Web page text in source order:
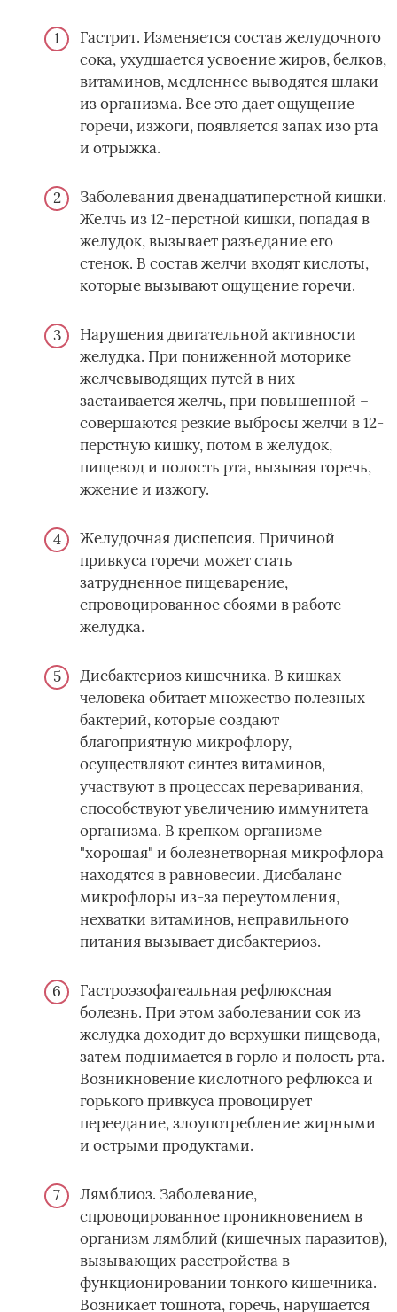
Гастрит. Изменяется состав желудочного
сока, ухудшается усвоение жиров, белков,
витаминов, медленнее выводятся шлаки
из организма. Все это дает ощущение
горечи, изжоги, появляется запах изо рта
и отрыжка.
Заболевания двенадцатиперстной кишки.
Желчь из 12-перстной кишки, попадая в
желудок, вызывает разъедание его
стенок. В состав желчи входят кислоты,
которые вызывают ощущение горечи.
Нарушения двигательной активности
желудка. При пониженной моторике
желчевыводящих путей в них
застаивается желчь, при повышенной –
совершаются резкие выбросы желчи в 12-
перстную кишку, потом в желудок,
пищевод и полость рта, вызывая горечь,
жжение и изжогу.
Желудочная диспепсия. Причиной
привкуса горечи может стать
затрудненное пищеварение,
спровоцированное сбоями в работе
желудка.
Дисбактериоз кишечника. В кишках
человека обитает множество полезных
бактерий, которые создают
благоприятную микрофлору,
осуществляют синтез витаминов,
участвуют в процессах переваривания,
способствуют увеличению иммунитета
организма. В крепком организме
"хорошая" и болезнетворная микрофлора
находятся в равновесии. Дисбаланс
микрофлоры из-за переутомления,
нехватки витаминов, неправильного
питания вызывает дисбактериоз.
Гастроэзофагеальная рефлюксная
болезнь. При этом заболевании сок из
желудка доходит до верхушки пищевода,
затем поднимается в горло и полость рта.
Возникновение кислотного рефлюкса и
горького привкуса провоцирует
переедание, злоупотребление жирными
и острыми продуктами.
Лямблиоз. Заболевание,
спровоцированное проникновением в
организм лямблий (кишечных паразитов),
вызывающих расстройства в
функционировании тонкого кишечника.
Возникает тошнота, горечь, нарушается